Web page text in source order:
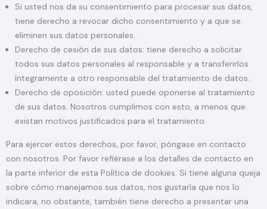
Si usted nos da su consentimiento para procesar sus datos,
tiene derecho a revocar dicho consentimiento y a que se
eliminen sus datos personales.
Derecho de cesión de sus datos: tiene derecho a solicitar
todos sus datos personales al responsable y a transferirlos
íntegramente a otro responsable del tratamiento de datos.
Derecho de oposición: usted puede oponerse al tratamiento
de sus datos. Nosotros cumplimos con esto, a menos que
existan motivos justificados para el tratamiento.
Para ejercer estos derechos, por favor, póngase en contacto
con nosotros. Por favor refiérase a los detalles de contacto en
la parte inferior de esta Política de dookies. Si tiene alguna queja
sobre cómo manejamos sus datos, nos gustaría que nos lo
indicara, no obstante, también tiene derecho a presentar una